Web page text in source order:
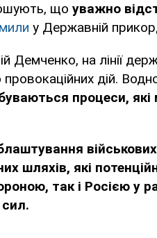
що уважно
у Державній
на лінії
дій.
процеси,
шляхів, які
так і Росією у